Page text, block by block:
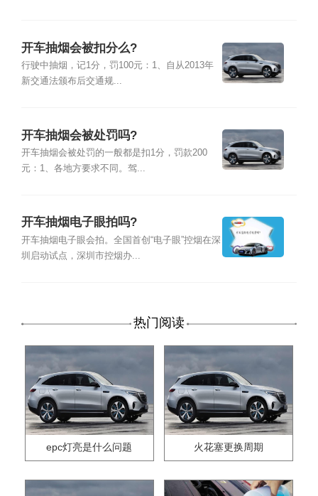
开车抽烟会被扣分么?
行驶中抽烟，记1分，罚100元：1、自从2013年
新交通法颁布后交通规...
开车抽烟会被处罚吗?
开车抽烟会被处罚的一般都是扣1分，罚款200
元：1、各地方要求不同。驾...
开车抽烟电子眼拍吗?
开车抽烟电子眼会拍。全国首创“电子眼”控烟在深
圳启动试点，深圳市控烟办...
热门阅读
epc灯亮是什么问题 火花塞更换周期